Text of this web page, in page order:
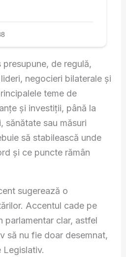
de regulă,
negocieri bilaterale și
teme de
și investiții, până la
sănătate sau măsuri
să stabilească unde
și ce puncte rămân
sugerează o
Accentul cade pe
parlamentar clar, astfel
să nu fie doar desemnat,
Legislativ.